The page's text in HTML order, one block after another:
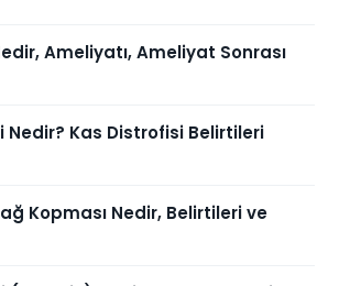
Ameliyatı, Ameliyat Sonrası
Nedir? Kas Distrofisi Belirtileri
Kopması Nedir, Belirtileri ve